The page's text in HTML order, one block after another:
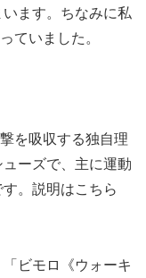
ます。ちなみに私
ていました。
を吸収する独自理
ーズで、主に運動
。説明はこちら
ビモロ《ウォーキ